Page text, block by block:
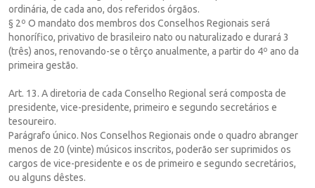
ordinária, de cada ano, dos referidos órgãos.
§ 2º O mandato dos membros dos Conselhos Regionais será
honorífico, privativo de brasileiro nato ou naturalizado e durará 3
(três) anos, renovando-se o têrço anualmente, a partir do 4º ano da
primeira gestão.
Art. 13. A diretoria de cada Conselho Regional será composta de
presidente, vice-presidente, primeiro e segundo secretários e
tesoureiro.
Parágrafo único. Nos Conselhos Regionais onde o quadro abranger
menos de 20 (vinte) músicos inscritos, poderão ser suprimidos os
cargos de vice-presidente e os de primeiro e segundo secretários,
ou alguns dêstes.